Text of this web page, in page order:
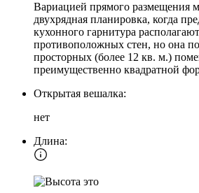
Вариацией прямого размещения
двухрядная планировка, когда
кухонного гарнитура
противоположных стен, но она
просторных (более 12 кв. м.)
преимущественно квадратной
Открытая вешалка:
нет
Длина: